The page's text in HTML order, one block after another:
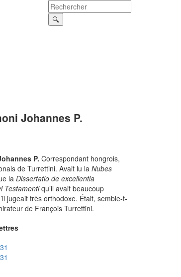
Johannes P.
P. Correspondant hongrois,
de Turrettini. Avait lu la Nubes
la Dissertatio de excellentia
Testamentiqu’il avait beaucoup
jugeait très orthodoxe. Était, semble-t-
de François Turrettini.